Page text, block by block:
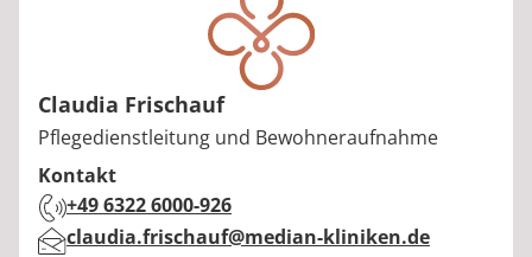
Claudia Frischauf
Berufstitel:
Pflegedienstleitung und Bewohneraufnahme
Kontakt
Telefon:
+49 6322 6000-926
E-Mail:claudia.frischauf@median-kliniken.de